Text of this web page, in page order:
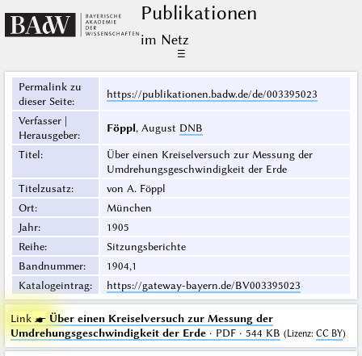
Publikationen
im Netz
☰
Permalink zu
dieser Seite:
https://publikationen.badw.de/de/003395023
Verfasser |
Herausgeber:
Föppl, August DNB
Titel:
Über einen Kreiselversuch zur Messung der
Umdrehungsgeschwindigkeit der Erde
Titelzusatz:
von A. Föppl
Ort:
München
Jahr:
1905
Reihe:
Sitzungsberichte
Bandnummer:
1904,1
Katalogeintrag: https://gateway-bayern.de/BV003395023
Link ☛ Über einen Kreiselversuch zur Messung der
Umdrehungsgeschwindigkeit der Erde· PDF · 544 KB (Lizenz: CC BY)